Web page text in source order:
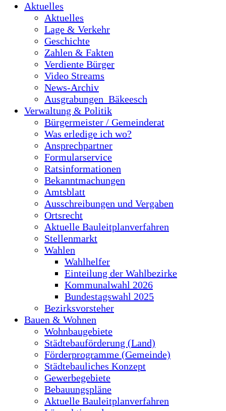
Aktuelles
Aktuelles
Lage & Verkehr
Geschichte
Zahlen & Fakten
Verdiente Bürger
Video Streams
News-Archiv
Ausgrabungen_Bäkeesch
Verwaltung & Politik
Bürgermeister / Gemeinderat
Was erledige ich wo?
Ansprechpartner
Formularservice
Ratsinformationen
Bekanntmachungen
Amtsblatt
Ausschreibungen und Vergaben
Ortsrecht
Aktuelle Bauleitplanverfahren
Stellenmarkt
Wahlen
Wahlhelfer
Einteilung der Wahlbezirke
Kommunalwahl 2026
Bundestagswahl 2025
Bezirksvorsteher
Bauen & Wohnen
Wohnbaugebiete
Städtebauförderung (Land)
Förderprogramme (Gemeinde)
Städtebauliches Konzept
Gewerbegebiete
Bebauungspläne
Aktuelle Bauleitplanverfahren